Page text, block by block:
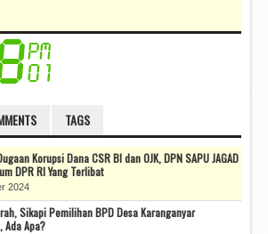
TAGS
Korupsi Dana CSR BI dan OJK, DPN SAPU JAGAD
DPR RI Yang Terlibat
2024
Sikapi Pemilihan BPD Desa Karanganyar
Ada Apa?